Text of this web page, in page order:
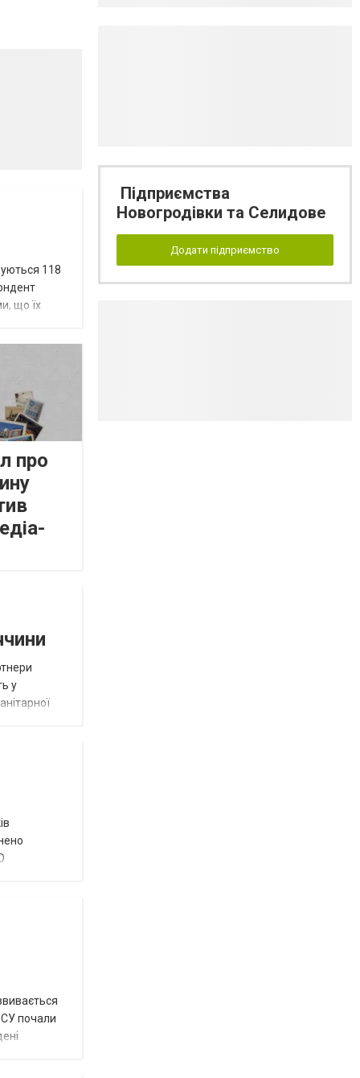
118
що їх
про
у
почали
Підприємства
Новогродівки та Селидове
Додати підприємство